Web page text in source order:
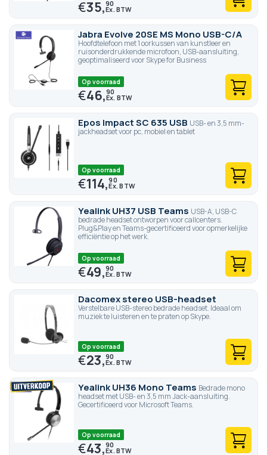
€35,90
Jabra Evolve 20SE MS Mono USB-C/A
Hoofdtelefoon met 1 oorkussen van kunstleer en
ruisonderdrukkende microfoon, USB-aansluiting,
geoptimaliseerd voor Skype for Business
Op voorraad
€46,90
Epos Impact SC 635 USB USB- en 3,5 mm-
jackheadset voor pc, mobiel en tablet
Op voorraad
€114,90
Yealink UH37 USB Teams USB-A, USB-C
bedrade headset ontworpen voor callcenters.
Plug&Play en Teams-gecertificeerd voor opmerkelijke
efficiëntie op het werk.
Op voorraad
€49,90
Dacomex stereo USB-headset
Verstelbare USB-stereo bedrade headset. Ideaal om
muziek te luisteren en te praten op Skype.
Op voorraad
€23,90
Yealink UH36 Mono Teams Bedrade mono
headset met USB- en 3,5 mm Jack-aansluiting.
Gecertificeerd voor Microsoft Teams.
Op voorraad
€43,90